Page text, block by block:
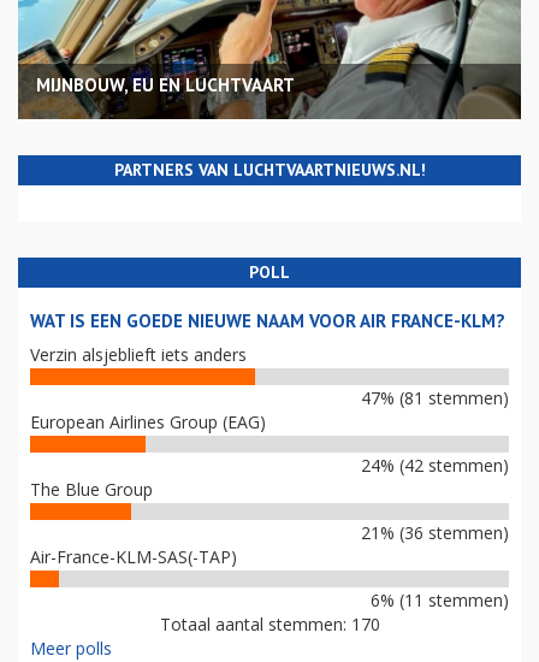
MIJNBOUW, EU EN LUCHTVAART
PARTNERS VAN LUCHTVAARTNIEUWS.NL!
POLL
WAT IS EEN GOEDE NIEUWE NAAM VOOR AIR FRANCE-KLM?
Verzin alsjeblieft iets anders
47% (81 stemmen)
European Airlines Group (EAG)
24% (42 stemmen)
The Blue Group
21% (36 stemmen)
Air-France-KLM-SAS(-TAP)
6% (11 stemmen)
Totaal aantal stemmen: 170
Meer polls